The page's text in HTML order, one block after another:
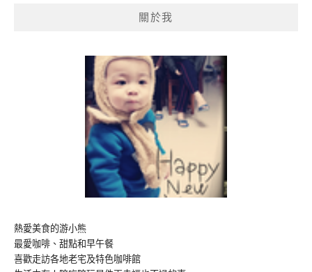
關於我
熱愛美食的游小熊
最愛咖啡、甜點和早午餐
喜歡走訪各地老宅及特色咖啡館